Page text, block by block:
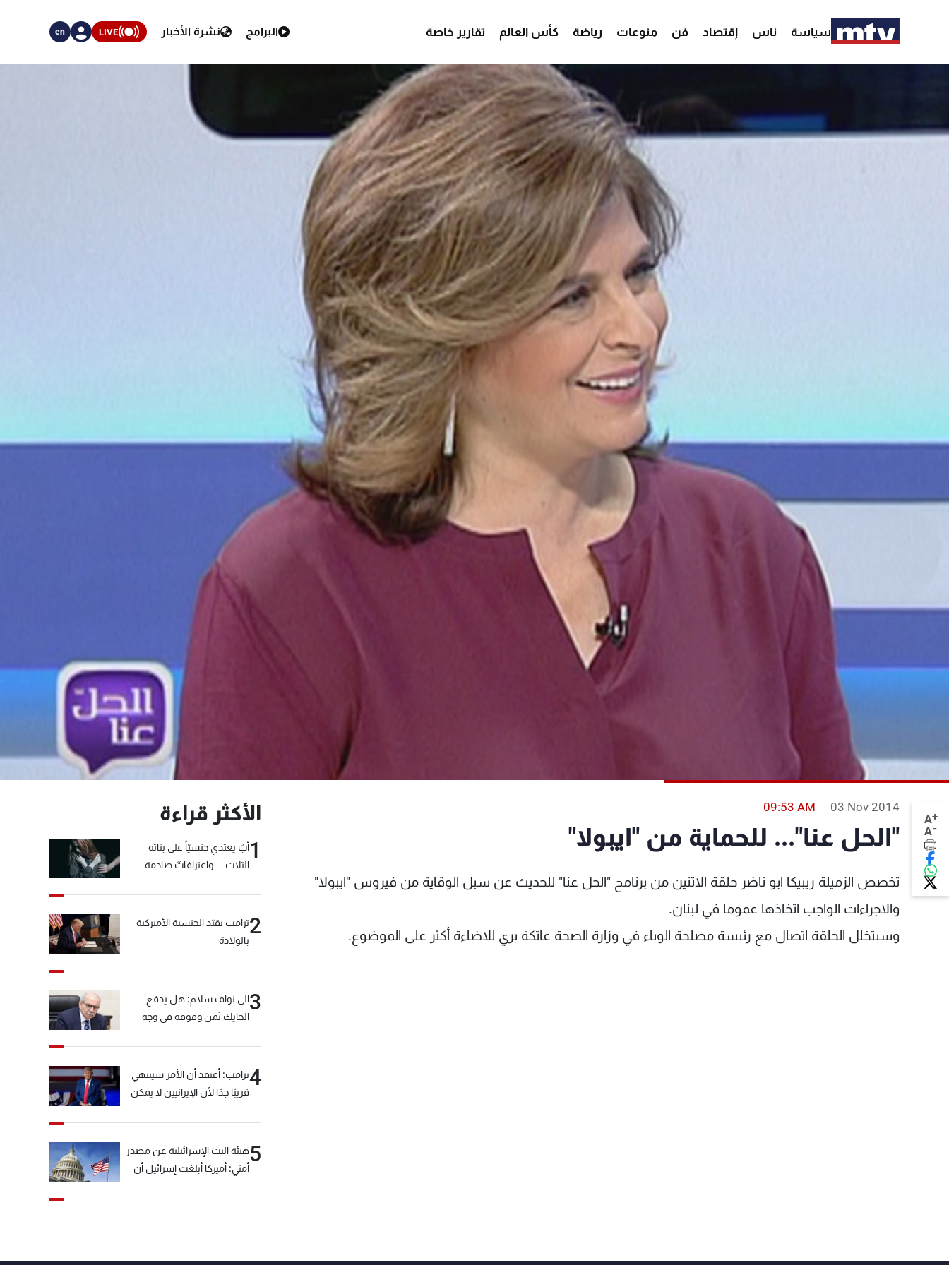
سياسة ناس إقتصاد فن منوعات رياضة كأس العالم تقارير خاصة البرامج نشرة الأخبار LIVE
en
A+
A-
03 Nov 2014
09:53 AM
"الحل عنا"... للحماية من "ايبولا"
تخصص الزميلة ريبيكا ابو ناضر حلقة الاثنين من برنامج "الحل عنا" للحديث عن سبل الوقاية من فيروس "ايبولا"
والاجراءات الواجب اتخاذها عموما في لبنان.
وسيتخلل الحلقة اتصال مع رئيسة مصلحة الوباء في وزارة الصحة عاتكة بري للاضاءة أكثر على الموضوع.
الأكثر قراءة
1أبٌ يعتدي جنسيّاً على بناته
الثلاث… واعترافاتٌ صادمة
2ترامب يقيّد الجنسية الأميركية
بالولادة
3الى نواف سلام: هل يدفع
الحايك ثمن وقوفه في وجه
4ترامب: أعتقد أن الأمر سينتهي
قريبًا جدًا لأن الإيرانيين لا يمكن
5هيئة البث الإسرائيلية عن مصدر
أمني: أميركا أبلغت إسرائيل أن